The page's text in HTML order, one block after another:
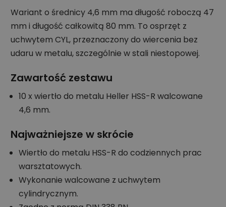
Wariant o średnicy 4,6 mm ma długość roboczą 47
mm i długość całkowitą 80 mm. To osprzęt z
uchwytem CYL, przeznaczony do wiercenia bez
udaru w metalu, szczególnie w stali niestopowej.
Zawartość zestawu
10 x wiertło do metalu Heller HSS-R walcowane
4,6 mm.
Najważniejsze w skrócie
Wiertło do metalu HSS-R do codziennych prac
warsztatowych.
Wykonanie walcowane z uchwytem
cylindrycznym.